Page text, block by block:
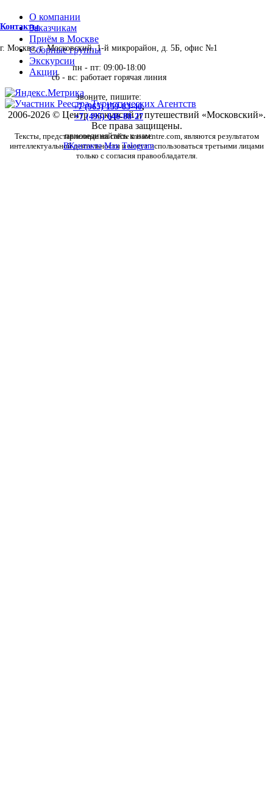
Контакты
г. Москва, г. Московский, 1-й микрорайон, д. 5Б, офис №1
пн - пт: 09:00-18:00
сб - вс: работает горячая линия
звоните, пишите:
+7 (965) 159-83-40,
+7 (495) 646-88-27
присоединяйтесь к нам:
ВКонтакте Max Telegram
О компании
Заказчикам
Приём в Москве
Сборные группы
Экскурсии
Акции
2006-2026 © Центр экскурсий и путешествий «Московский».
Все права защищены.
Тексты, представленные на сайте moscentre.com, являются результатом
интеллектуальной деятельности и могут использоваться третьими лицами
только с согласия правообладателя.